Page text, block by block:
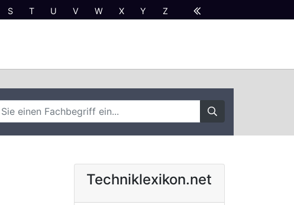
S T U V W X Y Z
Techniklexikon.net